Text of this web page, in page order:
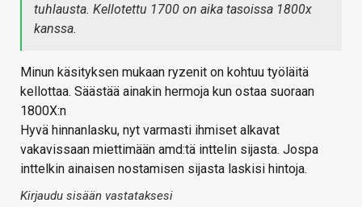
tuhlausta. Kellotettu 1700 on aika tasoissa 1800x
kanssa.
Minun käsityksen mukaan ryzenit on kohtuu työläitä
kellottaa. Säästää ainakin hermoja kun ostaa suoraan
1800X:n
Hyvä hinnanlasku, nyt varmasti ihmiset alkavat
vakavissaan miettimään amd:tä inttelin sijasta. Jospa
inttelkin ainaisen nostamisen sijasta laskisi hintoja.
Kirjaudu sisään vastataksesi